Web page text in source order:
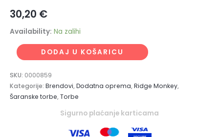
30,20 €
Availability: Na zalihi
DODAJ U KOŠARICU
SKU: 0000859
Kategorije: Brendovi,Dodatna oprema,Ridge Monkey,
Šaranske torbe,Torbe
Sigurno plaćanje karticama